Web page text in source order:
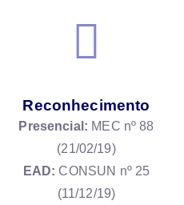
Reconhecimento
Presencial: MEC nº 88
(21/02/19)
EAD: CONSUN nº 25
(11/12/19)